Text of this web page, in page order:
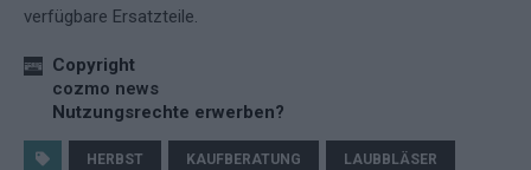
verfügbare Ersatzteile.
Copyright
cozmo news
Nutzungsrechte erwerben?
HERBST KAUFBERATUNG LAUBBLÄSER